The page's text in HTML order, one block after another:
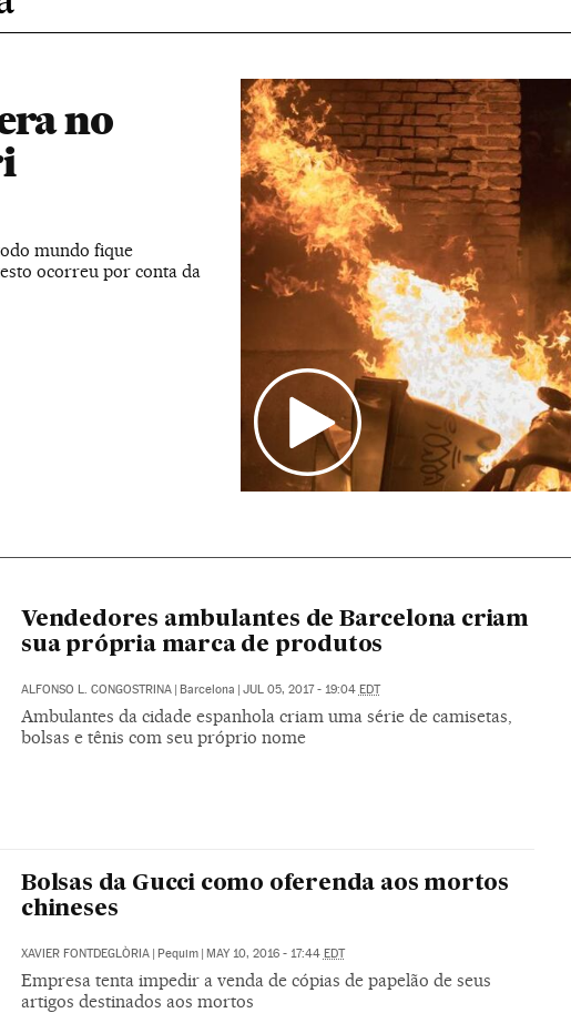
no
mundo fique
ocorreu por conta da
Vendedores ambulantes de Barcelona criam
sua própria marca de produtos
ALFONSO L. CONGOSTRINA | Barcelona | JUL 05, 2017 - 19:04 EDT
Ambulantes da cidade espanhola criam uma série de camisetas,
bolsas e tênis com seu próprio nome
Bolsas da Gucci como oferenda aos mortos
chineses
XAVIER FONTDEGLÒRIA | Pequim | MAY 10, 2016 - 17:44 EDT
Empresa tenta impedir a venda de cópias de papelão de seus
artigos destinados aos mortos